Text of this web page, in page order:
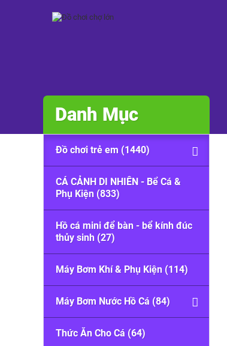
Danh Mục
Đồ chơi trẻ em (1440)
CÁ CẢNH DI NHIÊN - Bể Cá &
Phụ Kiện (833)
Hồ cá mini để bàn - bể kính đúc
thủy sinh (27)
Máy Bơm Khí & Phụ Kiện (114)
Máy Bơm Nước Hồ Cá (84)
Thức Ăn Cho Cá (64)